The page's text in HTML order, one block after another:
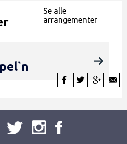
Se alle
arrangementer